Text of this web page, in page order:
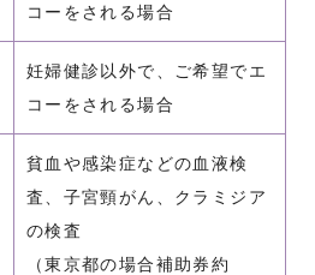
コーをされる場合
妊婦健診以外で、ご希望でエ
コーをされる場合
貧血や感染症などの血液検
査、子宮頸がん、クラミジア
の検査
（東京都の場合補助券約